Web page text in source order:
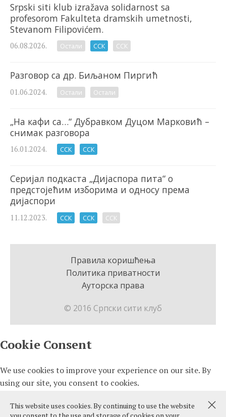
This website uses cookies. By continuing to use the website
Srpski siti klub izražava solidarnost sa
profesorom Fakulteta dramskih umetnosti,
Stevanom Filipovićem.
06.08.2026. Остали ССК ССК
Разговор са др. Биљаном Пиргић
01.06.2024. Остали Остали
„На кафи са…“ Дубравком Дуцом Марковић –
снимак разговора
16.01.2024. ССК ССК
Серијал подкаста „Дијаспора пита“ о
предстојећим изборима и односу према
дијаспори
11.12.2023. ССК ССК ССК
Правила коришћења
Политика приватности
Ауторска права
© 2016 Српски сити клуб